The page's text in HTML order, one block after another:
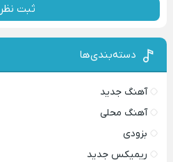
ثبت نظر
دسته‌بندی‌ها
آهنگ جدید
آهنگ محلی
بزودی
ریمیکس جدید